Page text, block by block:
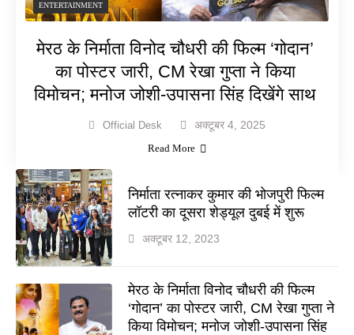
ENTERTAINMENT
मेरठ के निर्माता विनोद चौधरी की फिल्म ‘गोदान’
का पोस्टर जारी, CM रेखा गुप्ता ने किया
विमोचन; मनोज जोशी-उपासना सिंह दिखेंगे साथ
Official Desk अक्टूबर 4, 2025
Read More
निर्माता रत्नाकर कुमार की भोजपुरी फिल्म
लॉटरी का दूसरा शेड्यूल दुबई में शुरू
अक्टूबर 12, 2023
मेरठ के निर्माता विनोद चौधरी की फिल्म
‘गोदान’ का पोस्टर जारी, CM रेखा गुप्ता ने
किया विमोचन; मनोज जोशी-उपासना सिंह